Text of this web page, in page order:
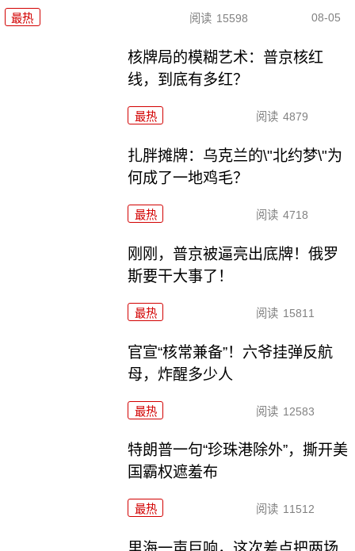
最热 阅读 15598 08-05
核牌局的模糊艺术：普京核红
线，到底有多红？
最热 阅读 4879
扎胖摊牌：乌克兰的\"北约梦\"为
何成了一地鸡毛？
最热 阅读 4718
刚刚，普京被逼亮出底牌！俄罗
斯要干大事了！
最热 阅读 15811
官宣“核常兼备”！六爷挂弹反航
母，炸醒多少人
最热 阅读 12583
特朗普一句“珍珠港除外”，撕开美
国霸权遮羞布
最热 阅读 11512